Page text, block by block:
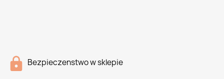
Bezpieczenstwo w sklepie